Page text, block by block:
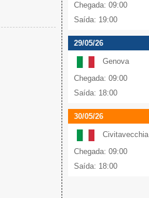
Chegada: 09:00
Saída: 19:00
29/05/26
Genova
Chegada: 09:00
Saída: 18:00
30/05/26
Civitavecchia
Chegada: 09:00
Saída: 18:00